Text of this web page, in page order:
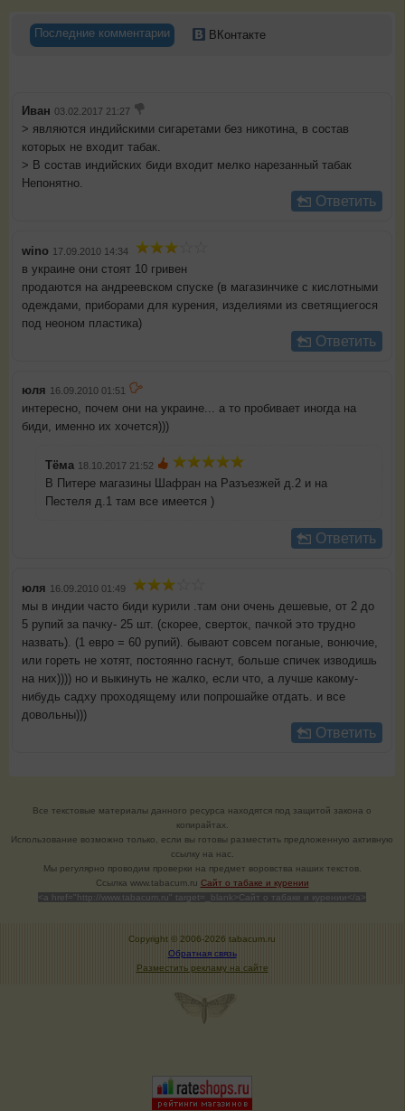
Последние комментарии ВКонтакте
Иван 03.02.2017 21:27
> являются индийскими сигаретами без никотина, в состав
которых не входит табак.
> В состав индийских биди входит мелко нарезанный табак
Непонятно.
Ответить
wino 17.09.2010 14:34
в украине они стоят 10 гривен
продаются на андреевском спуске (в магазинчике с кислотными
одеждами, приборами для курения, изделиями из светящиегося
под неоном пластика)
Ответить
юля 16.09.2010 01:51
интересно, почем они на украине... а то пробивает иногда на
биди, именно их хочется)))
Тёма 18.10.2017 21:52
В Питере магазины Шафран на Разъезжей д.2 и на
Пестеля д.1 там все имеется )
Ответить
юля 16.09.2010 01:49
мы в индии часто биди курили .там они очень дешевые, от 2 до
5 рупий за пачку- 25 шт. (скорее, сверток, пачкой это трудно
назвать). (1 евро = 60 рупий). бывают совсем поганые, вонючие,
или гореть не хотят, постоянно гаснут, больше спичек изводишь
на них)))) но и выкинуть не жалко, если что, а лучше какому-
нибудь садху проходящему или попрошайке отдать. и все
довольны)))
Ответить
Все текстовые материалы данного ресурса находятся под защитой закона о
копирайтах.
Использование возможно только, если вы готовы разместить предложенную активную
ссылку на нас.
Мы регулярно проводим проверки на предмет воровства наших текстов.
Cсылка www.tabacum.ru Сайт о табаке и курении
<a href="http://www.tabacum.ru" target=_blank>Сайт о табаке и курении</a>
Copyright © 2006-2026 tabacum.ru
Обратная связь
Разместить рекламу на сайте